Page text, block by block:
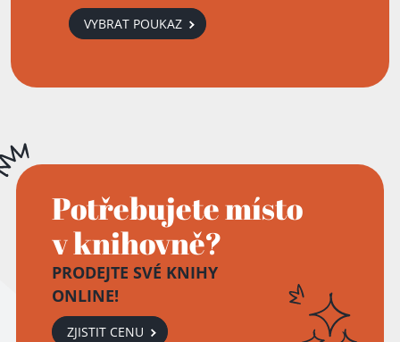
VYBRAT POUKAZ
Potřebujete místo
v knihovně?
PRODEJTE SVÉ KNIHY
ONLINE!
ZJISTIT CENU